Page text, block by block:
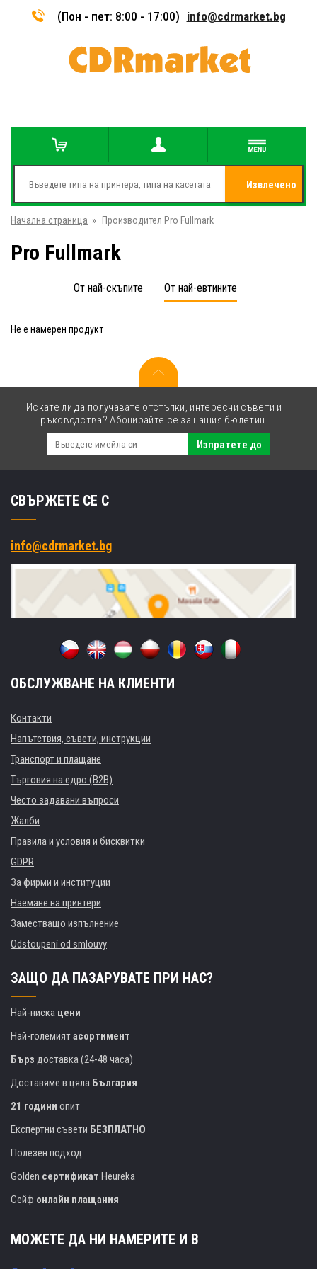
(Пон - пет: 8:00 - 17:00) info@cdrmarket.bg
Извлечено
Начална страница » Производител Pro Fullmark
Pro Fullmark
От най-скъпите От най-евтините
Не е намерен продукт
Искате ли да получавате отстъпки, интересни съвети и
ръководства? Абонирайте се за нашия бюлетин.
Изпратете до
СВЪРЖЕТЕ СЕ С
info@cdrmarket.bg
ОБСЛУЖВАНЕ НА КЛИЕНТИ
Контакти
Напътствия, съвети, инструкции
Транспорт и плащане
Търговия на едро (B2B)
Често задавани въпроси
Жалби
Правила и условия и бисквитки
GDPR
За фирми и институции
Наемане на принтери
Заместващо изпълнение
Odstoupení od smlouvy
ЗАЩО ДА ПАЗАРУВАТЕ ПРИ НАС?
Най-ниска цени
Най-големиятасортимент
Бърз доставка (24-48 часа)
Доставяме в цяла България
21 години опит
Експертни съвети БЕЗПЛАТНО
Полезен подход
Golden сертификат Heureka
Сейф онлайн плащания
МОЖЕТЕ ДА НИ НАМЕРИТЕ И В